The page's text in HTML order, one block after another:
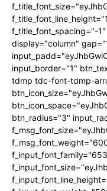
f_title_font_spacing="-
display="column"
input_border="1"
tdmp tdc-font-tdmp-
btn_radius="3"